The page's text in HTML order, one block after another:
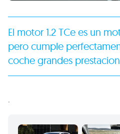
El motor 1.2 TCe es un
pero cumple
coche grandes
.